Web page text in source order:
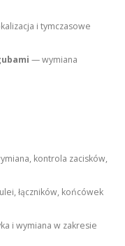
i tymczasowe
— wymiana
kontrola zacisków,
łączników, końcówek
i wymiana w zakresie